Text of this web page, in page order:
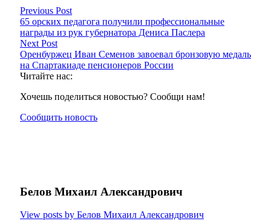
Previous Post
65 орских педагога получили профессиональные
награды из рук губернатора Дениса Паслера
Next Post
Оренбуржец Иван Семенов завоевал бронзовую медаль
на Спартакиаде пенсионеров России
Читайте нас:
Хочешь поделиться новостью? Сообщи нам!
Сообщить новость
Белов Михаил Александрович
View posts by Белов Михаил Александрович